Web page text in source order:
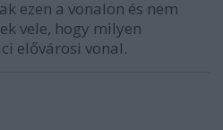
ezen a vonalon és nem
vele, hogy milyen
elővárosi vonal.